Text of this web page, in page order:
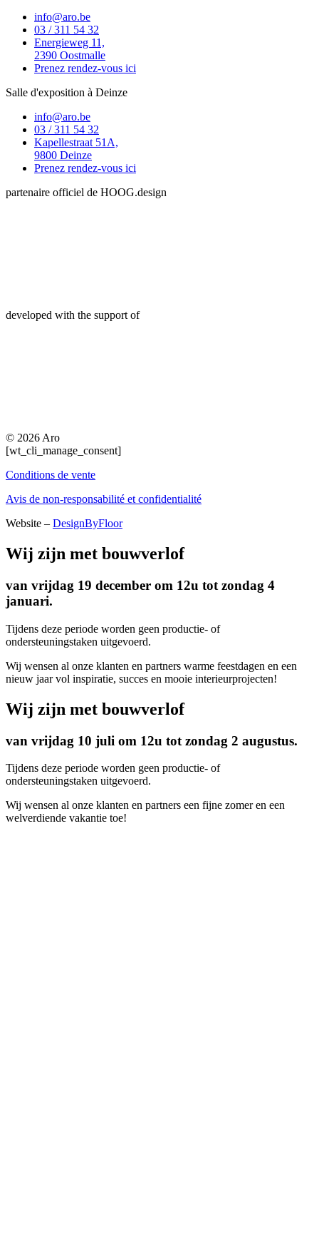
info@aro.be
03 / 311 54 32
Energieweg 11,
2390 Oostmalle
Prenez rendez-vous ici
Salle d'exposition à Deinze
info@aro.be
03 / 311 54 32
Kapellestraat 51A,
9800 Deinze
Prenez rendez-vous ici
partenaire officiel de HOOG.design
developed with the support of
© 2026 Aro
[wt_cli_manage_consent]
Conditions de vente
Avis de non-responsabilité et confidentialité
Website – DesignByFloor
Wij zijn met bouwverlof
van vrijdag 19 december om 12u tot zondag 4
januari.
Tijdens deze periode worden geen productie- of
ondersteuningstaken uitgevoerd.
Wij wensen al onze klanten en partners warme feestdagen en een
nieuw jaar vol inspiratie, succes en mooie interieurprojecten!
Wij zijn met bouwverlof
van vrijdag 10 juli om 12u tot zondag 2 augustus.
Tijdens deze periode worden geen productie- of
ondersteuningstaken uitgevoerd.
Wij wensen al onze klanten en partners een fijne zomer en een
welverdiende vakantie toe!